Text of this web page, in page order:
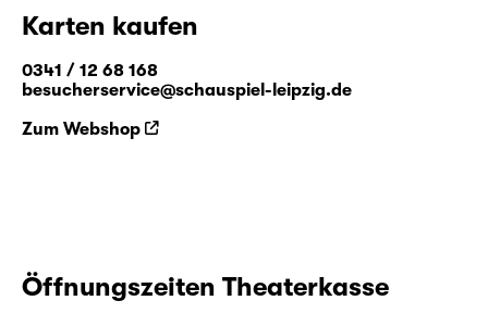
Karten kaufen
0341 / 12 68 168
besucherservice@schauspiel-leipzig.de
Zum Webshop
Öffnungszeiten Theaterkasse